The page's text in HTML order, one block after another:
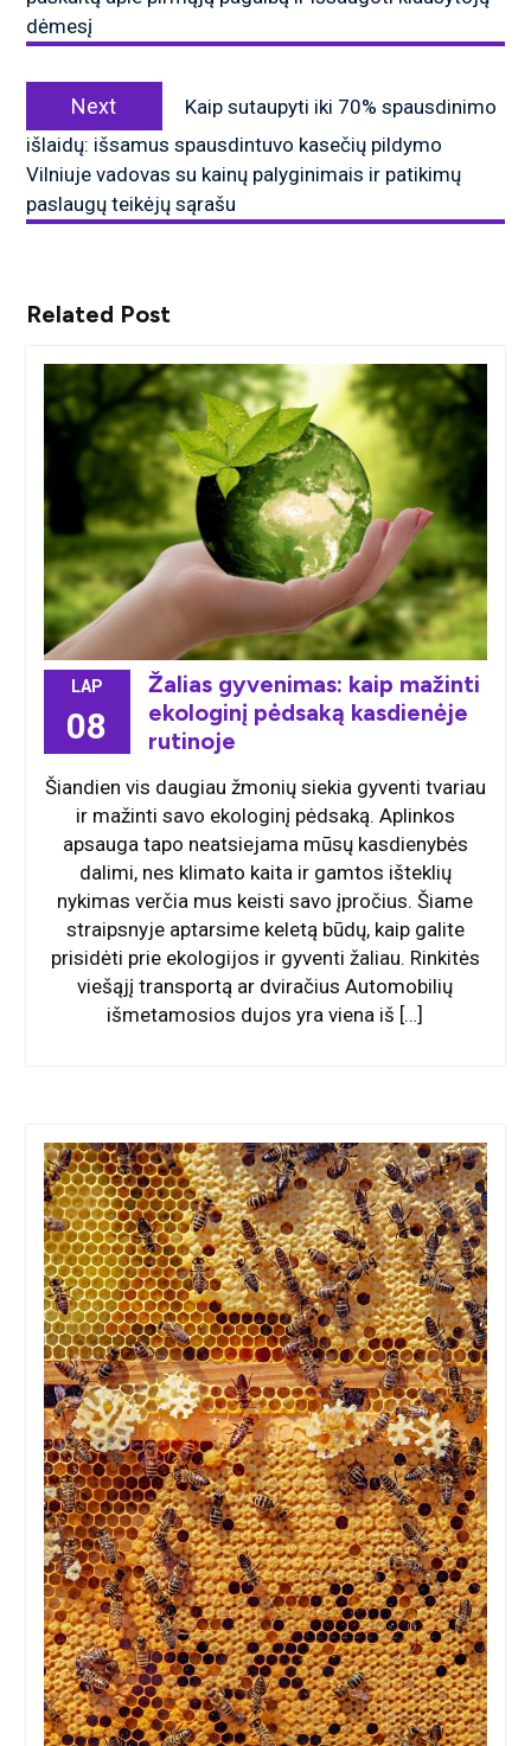
dėmesį
Next
post:
Kaip sutaupyti iki 70% spausdinimo
išlaidų: išsamus spausdintuvo kasečių pildymo
Vilniuje vadovas su kainų palyginimais ir patikimų
paslaugų teikėjų sąrašu
Related Post
LAP
08
Žalias gyvenimas: kaip mažinti
ekologinį pėdsaką kasdienėje
rutinoje
Šiandien vis daugiau žmonių siekia gyventi tvariau
ir mažinti savo ekologinį pėdsaką. Aplinkos
apsauga tapo neatsiejama mūsų kasdienybės
dalimi, nes klimato kaita ir gamtos išteklių
nykimas verčia mus keisti savo įpročius. Šiame
straipsnyje aptarsime keletą būdų, kaip galite
prisidėti prie ekologijos ir gyventi žaliau. Rinkitės
viešąjį transportą ar dviračius Automobilių
išmetamosios dujos yra viena iš […]